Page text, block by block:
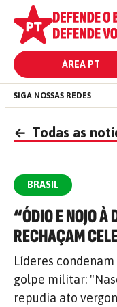
ÁREA PT
SIGA NOSSAS REDES
← Todas as
BRASIL
“ÓDIO E NOJO
RECHAÇAM
Líderes
golpe militar:
repudia ato